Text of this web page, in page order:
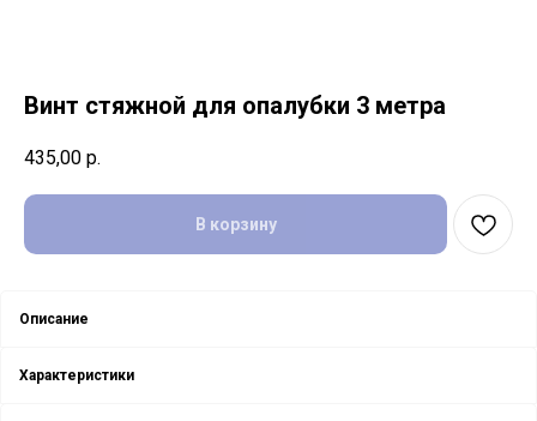
Винт стяжной для опалубки 3 метра
435,00 р.
В корзину
Описание
Характеристики